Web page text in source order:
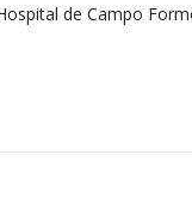
que morreram em
de Campo